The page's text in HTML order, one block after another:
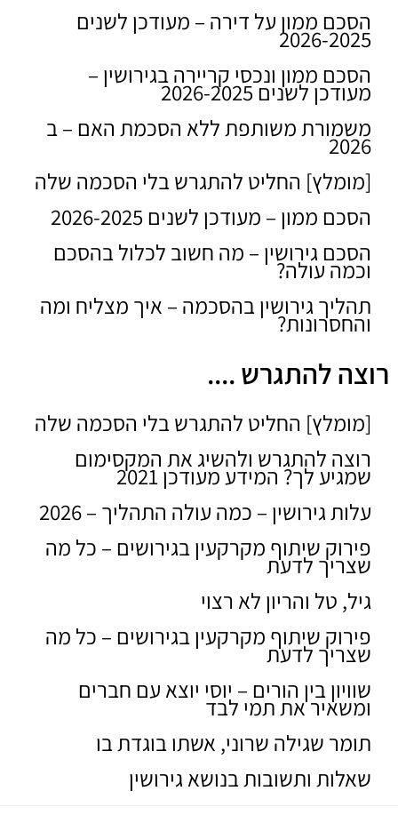
הסכם ממון על דירה – מעודכן לשנים
2026-2025
הסכם ממון ונכסי קריירה בגירושין –
מעודכן לשנים 2026-2025
משמורת משותפת ללא הסכמת האם – ב
2026
[מומלץ] החליט להתגרש בלי הסכמה שלה
הסכם ממון – מעודכן לשנים 2026-2025
הסכם גירושין – מה חשוב לכלול בהסכם
וכמה עולה?
תהליך גירושין בהסכמה – איך מצליח ומה
והחסרונות?
רוצה להתגרש ....
[מומלץ] החליט להתגרש בלי הסכמה שלה
רוצה להתגרש ולהשיג את המקסימום
שמגיע לך? המידע מעודכן 2021
עלות גירושין – כמה עולה התהליך – 2026
פירוק שיתוף מקרקעין בגירושים – כל מה
שצריך לדעת
גיל, טל והריון לא רצוי
פירוק שיתוף מקרקעין בגירושים – כל מה
שצריך לדעת
שוויון בין הורים – יוסי יוצא עם חברים
ומשאיר את תמי לבד
תומר שגילה שרוני, אשתו בוגדת בו
שאלות ותשובות בנושא גירושין